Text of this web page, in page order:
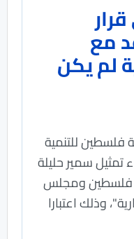
مع
لم يكن
فلسطين للتنمية
تمثيل سمير حليلة
فلسطين ومجلس
وذلك اعتبارا